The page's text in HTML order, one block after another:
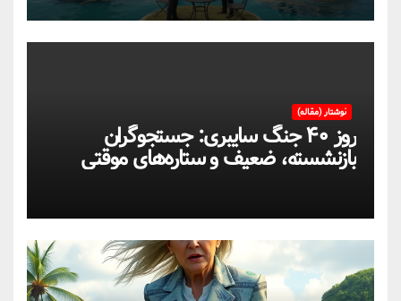
نوشتار (مقاله)
روز ۴۰ جنگ سایبری: جستجوگران
بازنشسته، ضعیف و ستاره‌های موقتی
ایران در بحران اینترنت!